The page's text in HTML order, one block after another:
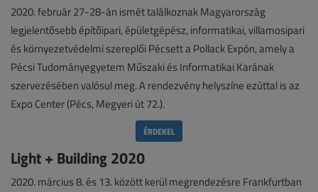
2020. február 27-28-án ismét találkoznak Magyarország
legjelentősebb építőipari, épületgépész, informatikai, villamosipari
és környezetvédelmi szereplői Pécsett a Pollack Expón, amely a
Pécsi Tudományegyetem Műszaki és Informatikai Karának
szervezésében valósul meg. A rendezvény helyszíne ezúttal is az
Expo Center (Pécs, Megyeri út 72.).
ÉRDEKEL
Light + Building 2020
2020. március 8. és 13. között kerül megrendezésre Frankfurtban